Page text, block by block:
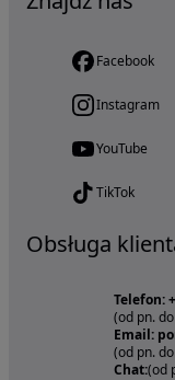
Facebook
Instagram
YouTube
TikTok
Obsługa
Telefon:
(od pn.
Email:
(od pn.
Chat:(od